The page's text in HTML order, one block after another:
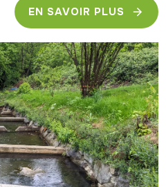
EN SAVOIR PLUS